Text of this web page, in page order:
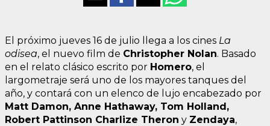
El próximo jueves 16 de julio llega a los cines La
odisea, el nuevo film de Christopher Nolan. Basado
en el relato clásico escrito por Homero, el
largometraje será uno de los mayores tanques del
año, y contará con un elenco de lujo encabezado por
Matt Damon, Anne Hathaway, Tom Holland,
Robert Pattinson Charlize Theron y Zendaya,